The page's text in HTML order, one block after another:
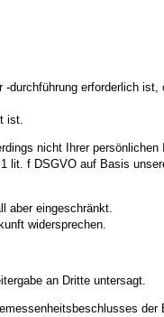
durchführung erforderlich ist,
ist.
nicht Ihrer persönlichen
lit. f DSGVO auf Basis
aber eingeschränkt.
widersprechen.
an Dritte untersagt.
der